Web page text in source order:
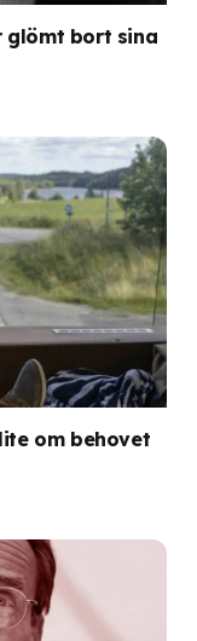
glömt bort sina
om behovet